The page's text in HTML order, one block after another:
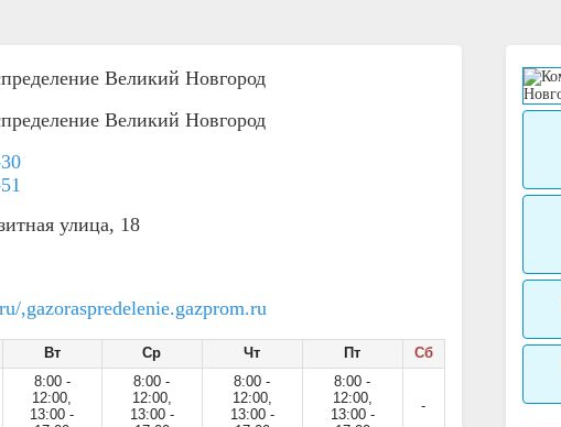
Великий Новгород
Великий Новгород
улица, 18
,gazoraspredelenie.gazprom.ru
Вт Ср Чт Пт Сб
8:00 -
12:00,
13:00 -
8:00 -
12:00,
13:00 -
8:00 -
12:00,
13:00 -
8:00 -
12:00,
13:00 -
-